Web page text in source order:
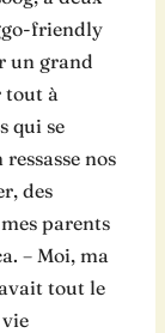
friendly
un grand
tout à
qui se
nos
des
parents
– Moi, ma
tout le